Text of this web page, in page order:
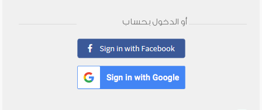
أو الدخول بحساب